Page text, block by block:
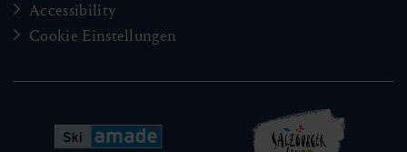
Accessibility
Cookie Einstellungen